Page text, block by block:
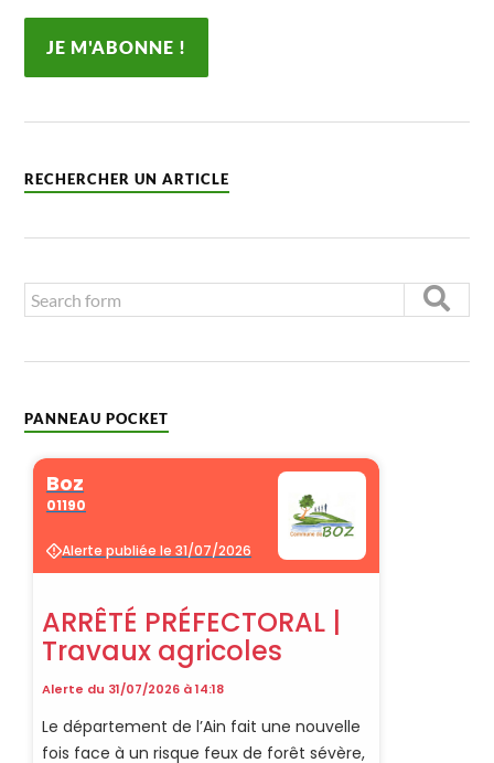
RECHERCHER UN ARTICLE
PANNEAU POCKET